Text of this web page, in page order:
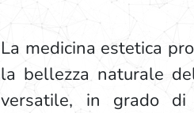
La medicina estetica
la bellezza naturale
versatile, in grado di